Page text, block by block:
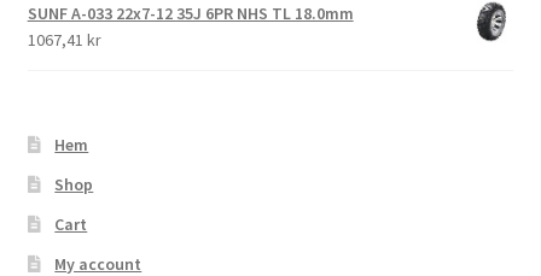
SUNF A-033 22x7-12 35J 6PR NHS TL 18.0mm
1067,41 kr
Hem
Shop
Cart
My account